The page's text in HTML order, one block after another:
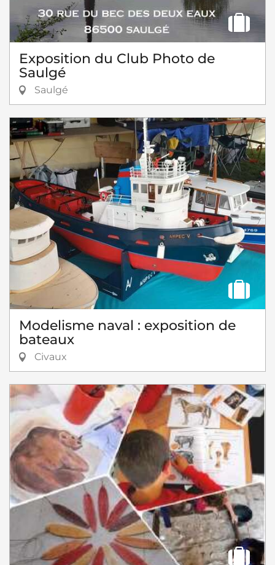
Exposition du Club Photo de
Saulgé
Saulgé
Modelisme naval : exposition de
bateaux
Civaux